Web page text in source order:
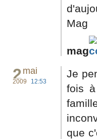
Mag
mag
2mai
2009 12:53
Je
fois
que